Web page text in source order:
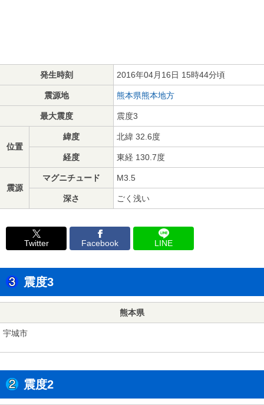
発生時刻 2016年04月16日 15時44分頃
震源地 熊本県熊本地方
最大震度 震度3
位置
緯度 北緯 32.6度
経度 東経 130.7度
震源
マグニチュード M3.5
深さ ごく浅い
Twitter Facebook LINE
震度3
熊本県
宇城市
震度2